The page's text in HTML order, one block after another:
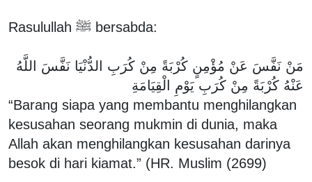
Rasulullah ﷺ bersabda:
مَنْ نَفَّسَ عَنْ مُؤْمِنٍ كُرْبَةً مِنْ كُرَبِ الدُّنْيَا نَفَّسَ اللَّهُ
عَنْهُ كُرْبَةً مِنْ كُرَبِ يَوْمِ الْقِيَامَةِ
“Barang siapa yang membantu menghilangkan
kesusahan seorang mukmin di dunia, maka
Allah akan menghilangkan kesusahan darinya
besok di hari kiamat.” (HR. Muslim (2699)